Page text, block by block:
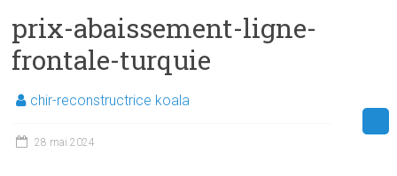
prix-abaissement-ligne-
frontale-turquie
chir-reconstructrice koala
28 mai 2024